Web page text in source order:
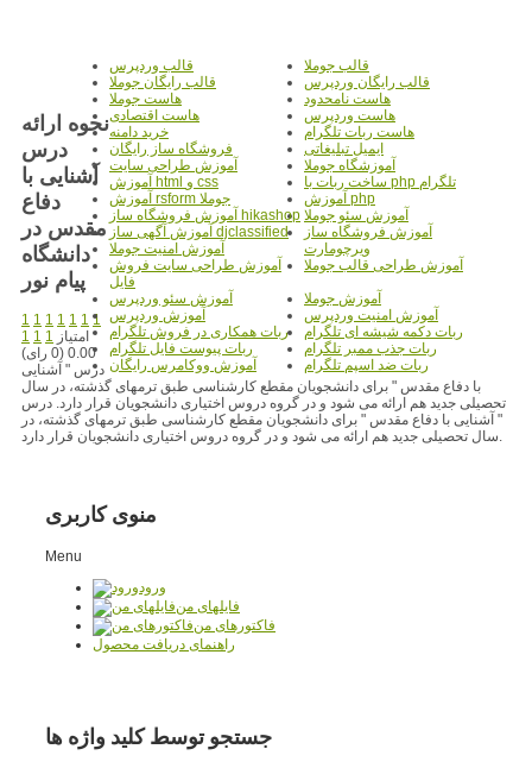
قالب جوملا
قالب وردپرس
قالب رایگان وردپرس
قالب رایگان جوملا
هاست نامحدود
هاست جوملا
هاست وردپرس
هاست اقتصادی
هاست ربات تلگرام
خرید دامنه
ایمیل تبلیغاتی
فروشگاه ساز رایگان
آموزشگاه جوملا
آموزش طراحی سایت
ساخت ربات با php تلگرام
آموزش html و css
آموزش php
آموزش rsform جوملا
آموزش سئو جوملا آموزش فروشگاه ساز hikashop
آموزش فروشگاه ساز
ویرچومارت
آموزش آگهی ساز djclassified
آموزش امنیت جوملا
آموزش طراحی قالب جوملا
آموزش طراحی سایت فروش
فایل
آموزش جوملا
آموزش سئو وردپرس
آموزش امنیت وردپرس
آموزش وردپرس
ربات دکمه شیشه ای تلگرام
ربات همکاری در فروش تلگرام
ربات جذب ممبر تلگرام
ربات پیوست فایل تلگرام
ربات ضد اسپم تلگرام
آموزش ووکامرس رایگان
نحوه ارائه
درس
آشنایی با
دفاع
مقدس در
دانشگاه
پیام نور
1 1 1 1 1 1 1
1 1 1 امتیاز
0.00 (0 رای)
درس " آشنایی
با دفاع مقدس " برای دانشجویان مقطع کارشناسی طبق ترمهای گذشته، در سال
تحصیلی جدید هم ارائه می شود و در گروه دروس اختیاری دانشجویان قرار دارد. درس
" آشنایی با دفاع مقدس " برای دانشجویان مقطع کارشناسی طبق ترمهای گذشته، در
سال تحصیلی جدید هم ارائه می شود و در گروه دروس اختیاری دانشجویان قرار دارد.
منوی کاربری
Menu
ورود
فایلهای من
فاکتورهای من
راهنمای دریافت محصول
جستجو توسط کلید واژه ها